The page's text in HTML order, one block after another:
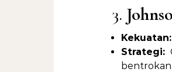
3.
Kekuatan:
Strategi: